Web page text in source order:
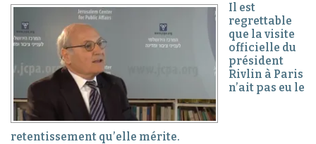
Il est
regrettable
que la visite
officielle du
président
Rivlin à Paris
n’ait pas eu le
retentissement qu’elle mérite.